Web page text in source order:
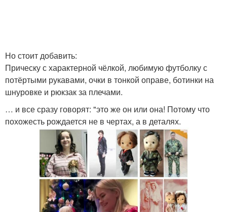
Но стоит добавить:
Прическу с характерной чёлкой, любимую футболку с
потёртыми рукавами, очки в тонкой оправе, ботинки на
шнуровке и рюкзак за плечами.
… и все сразу говорят: "это же он или она! Потому что
похожесть рождается не в чертах, а в деталях.